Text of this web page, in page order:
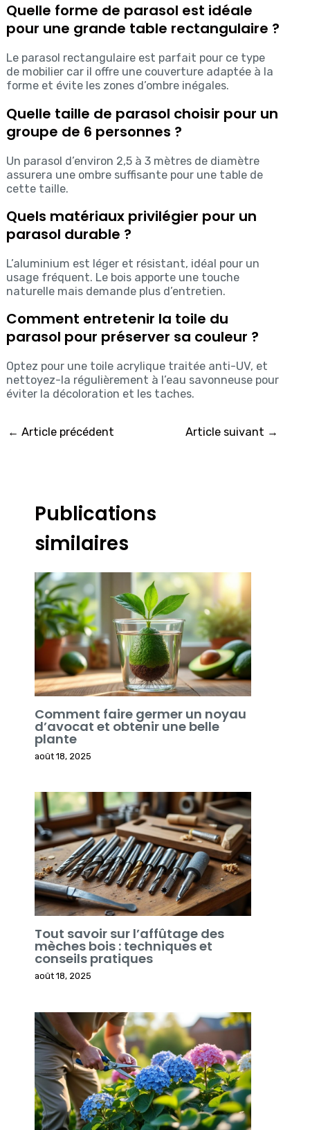
Quelle forme de parasol est idéale
pour une grande table rectangulaire ?
Le parasol rectangulaire est parfait pour ce type
de mobilier car il offre une couverture adaptée à la
forme et évite les zones d’ombre inégales.
Quelle taille de parasol choisir pour un
groupe de 6 personnes ?
Un parasol d’environ 2,5 à 3 mètres de diamètre
assurera une ombre suffisante pour une table de
cette taille.
Quels matériaux privilégier pour un
parasol durable ?
L’aluminium est léger et résistant, idéal pour un
usage fréquent. Le bois apporte une touche
naturelle mais demande plus d’entretien.
Comment entretenir la toile du
parasol pour préserver sa couleur ?
Optez pour une toile acrylique traitée anti-UV, et
nettoyez-la régulièrement à l’eau savonneuse pour
éviter la décoloration et les taches.
← Article précédent Article suivant →
Publications
similaires
Comment faire germer un noyau
d’avocat et obtenir une belle
plante
août 18, 2025
Tout savoir sur l’affûtage des
mèches bois : techniques et
conseils pratiques
août 18, 2025